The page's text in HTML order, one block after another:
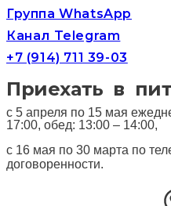
Группа WhatsApp
Канал Telegram
+7 (914) 711 39-03
Приехать в
с 5 апреля по 15 мая
17:00, обед: 13:00 – 14:00,
с 16 мая по 30 марта по
договоренности.